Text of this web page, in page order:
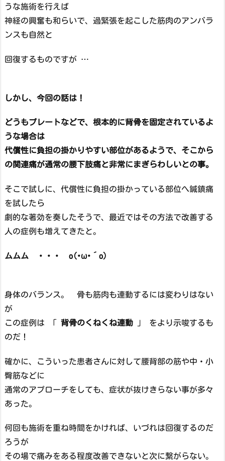
うな施術を行えば
神経の興奮も和らいで、過緊張を起こした筋肉のアンバラ
ンスも自然と
回復するものですが …
しかし、今回の話は！
どうもプレートなどで、根本的に背骨を固定されているよ
うな場合は
代償性に負担の掛かりやすい部位があるようで、そこから
の関連痛が通常の腰下肢痛と非常にまぎらわしいとの事。
そこで試しに、代償性に負担の掛かっている部位へ鍼鎮痛
を試したら
劇的な著効を奏したそうで、最近ではその方法で改善する
人の症例も増えてきたと。
ムムム ・・・ o(･ω･´o)
身体のバランス。 骨も筋肉も連動するには変わりはない
が
この症例は 「 背骨のくねくね連動 」 をより示唆するも
のだ！
確かに、こういった患者さんに対して腰背部の筋や中・小
臀筋などに
通常のアプローチをしても、症状が抜けきらない事が多々
あった。
何回も施術を重ね時間をかければ、いづれは回復するのだ
ろうが
その場で痛みをある程度改善できないと次に繋がらない。